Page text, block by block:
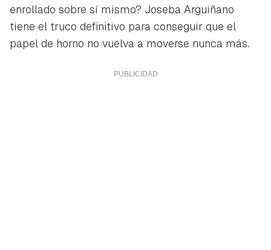
enrollado sobre sí mismo? Joseba Arguiñano
tiene el truco definitivo para conseguir que el
papel de horno no vuelva a moverse nunca más.